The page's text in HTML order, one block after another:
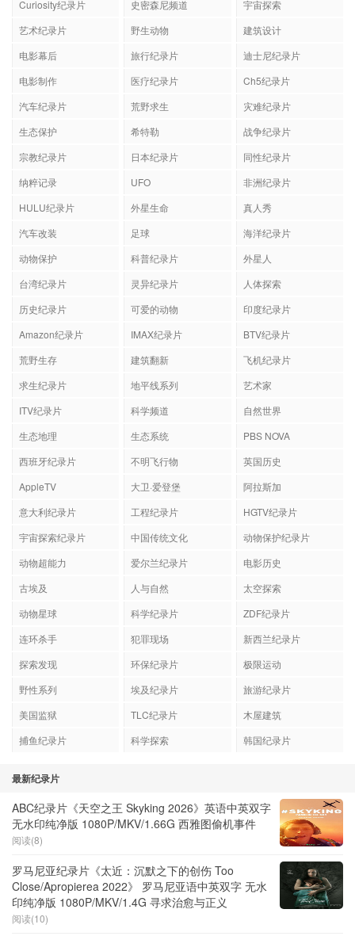
Curiosity纪录片 史密森尼频道
宇宙探索
艺术纪录片
野生动物
建筑设计
电影幕后
旅行纪录片
迪士尼纪录片
电影制作
医疗纪录片
Ch5纪录片
汽车纪录片
荒野求生
灾难纪录片
生态保护
希特勒
战争纪录片
宗教纪录片
日本纪录片
同性纪录片
纳粹记录
UFO
非洲纪录片
HULU纪录片
外星生命
真人秀
汽车改装
足球
海洋纪录片
动物保护
科普纪录片
外星人
台湾纪录片
灵异纪录片
人体探索
历史纪录片
可爱的动物
印度纪录片
Amazon纪录片
IMAX纪录片
BTV纪录片
荒野生存
建筑翻新
飞机纪录片
求生纪录片
地平线系列
艺术家
ITV纪录片
科学频道
自然世界
生态地理
生态系统
PBS NOVA
西班牙纪录片
不明飞行物
英国历史
AppleTV
大卫·爱登堡
阿拉斯加
意大利纪录片
工程纪录片
HGTV纪录片
宇宙探索纪录片
中国传统文化
动物保护纪录片
动物超能力
爱尔兰纪录片
电影历史
古埃及
人与自然
太空探索
动物星球
科学纪录片
ZDF纪录片
连环杀手
犯罪现场
新西兰纪录片
探索发现
环保纪录片
极限运动
野性系列
埃及纪录片
旅游纪录片
美国监狱
TLC纪录片
木屋建筑
捕鱼纪录片
科学探索 韩国纪录片
最新纪录片
ABC纪录片《天空之王 Skyking 2026》英语中英双字
无水印纯净版 1080P/MKV/1.66G 西雅图偷机事件
阅读(8)
罗马尼亚纪录片《太近：沉默之下的创伤 Too
Close/Apropierea 2022》 罗马尼亚语中英双字 无水
印纯净版 1080P/MKV/1.4G 寻求治愈与正义
阅读(10)